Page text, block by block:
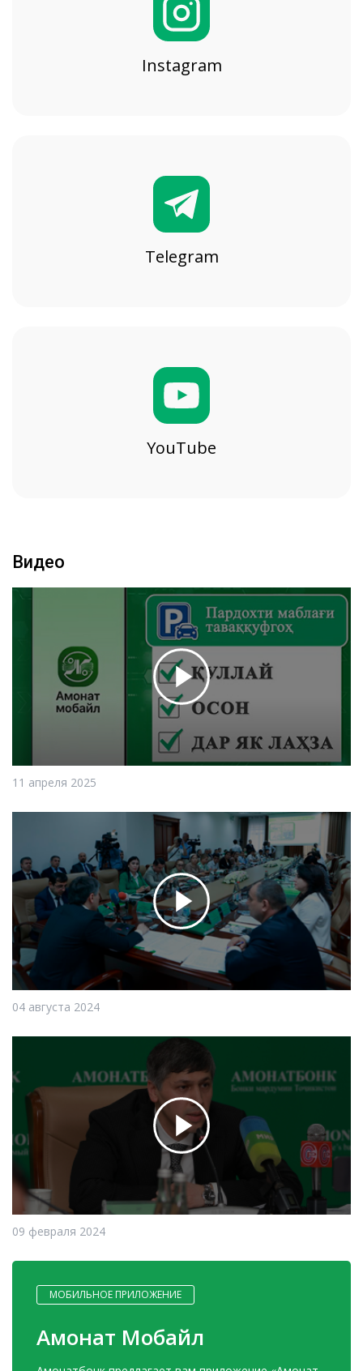
Instagram
Telegram
YouTube
Видео
11 апреля 2025
04 августа 2024
09 февраля 2024
МОБИЛЬНОЕ ПРИЛОЖЕНИЕ
Амонат Мобайл